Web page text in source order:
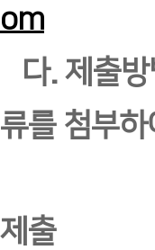
om
다. 제출방
류를 첨부
"지원
제출